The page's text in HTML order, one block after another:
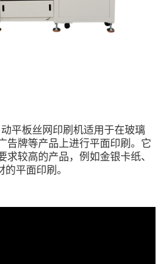
平板丝网印刷机适用于在玻璃
告牌等产品上进行平面印刷。它
较高的产品，例如金银卡纸、
平面印刷。